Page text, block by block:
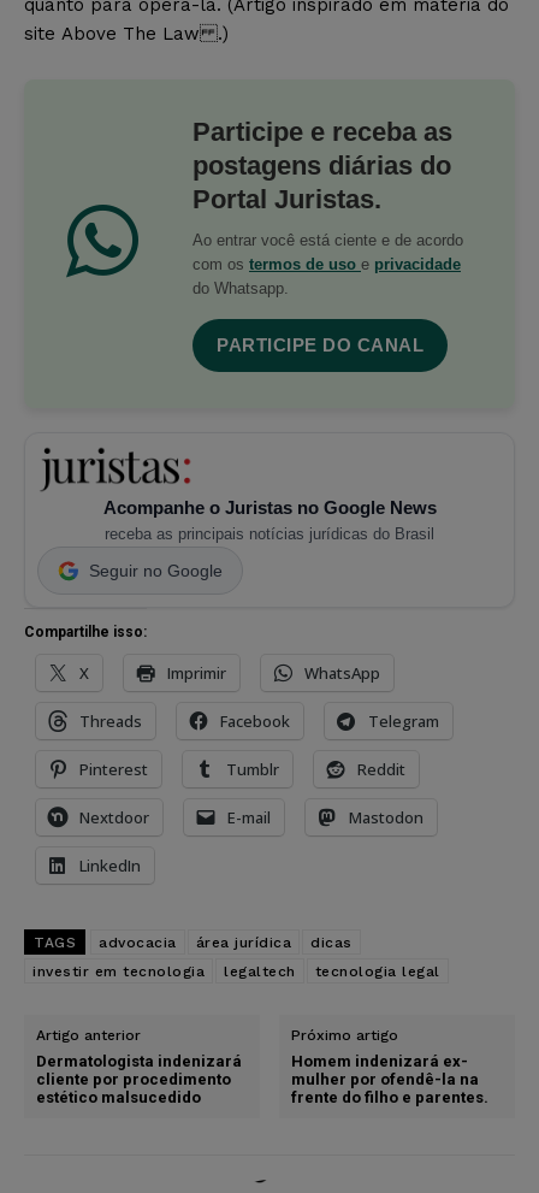
site Above The Law.)
Participe e receba as
postagens diárias do
Portal Juristas.
Ao entrar você está ciente e de acordo
com os termos de uso e privacidade
do Whatsapp.
PARTICIPE DO CANAL
Acompanhe o Juristas no Google News
receba as principais notícias jurídicas do Brasil
Seguir no Google
Compartilhe isso:
X Imprimir WhatsApp
Threads Facebook Telegram
Pinterest Tumblr Reddit
Nextdoor E-mail Mastodon
LinkedIn
TAGS advocacia área jurídica
dicas
investir em tecnologia
legaltech tecnologia legal
Artigo anterior
Dermatologista indenizará
cliente por procedimento
estético malsucedido
Próximo artigo
Homem indenizará ex-
mulher por ofendê-la na
frente do filho e parentes.